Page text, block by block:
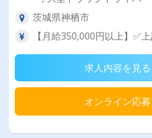
茨城県神栖市
【月給350,000円以上】✅
求人内容を見る
オンライン応募